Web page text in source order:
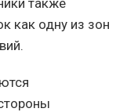
как одну из зон